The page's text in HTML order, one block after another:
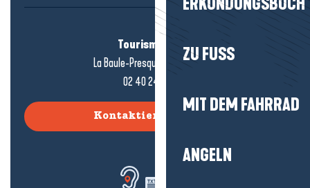
ERKUNDUNGSBUCH
ZU FUSS
MIT DEM FAHRRAD
ANGELN
Tourismusbüro
La Baule-Presqu'île de Guérande
02 40 24 34 44
Kontaktieren Sie uns